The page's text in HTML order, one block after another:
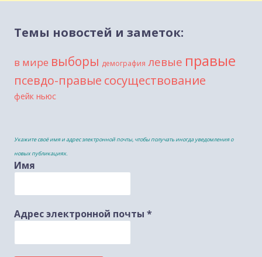
Темы новостей и заметок:
в мире выборы демография левые правые
псевдо-правые сосуществование
фейк ньюс
Укажите своё имя и адрес электронной почты, чтобы получать иногда уведомления о
новых публикациях.
Имя
Адрес электронной почты *